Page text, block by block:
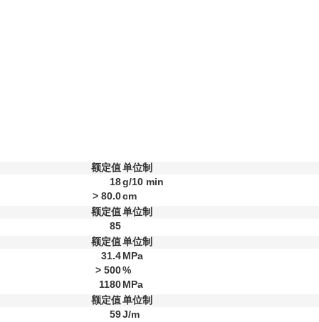
额定值单位制
18g/10 min
> 80.0cm
额定值单位制
85
额定值单位制
31.4MPa
> 500%
1180MPa
额定值单位制
59J/m